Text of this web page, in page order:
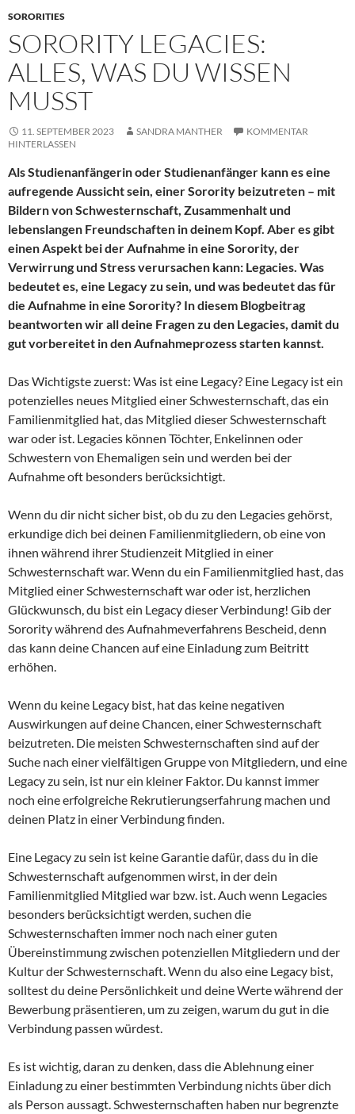
SORORITIES
SORORITY LEGACIES:
ALLES, WAS DU WISSEN
MUSST
11. SEPTEMBER 2023 SANDRA MANTHER
KOMMENTAR
HINTERLASSEN
Als Studienanfängerin oder Studienanfänger kann es eine
aufregende Aussicht sein, einer Sorority beizutreten – mit
Bildern von Schwesternschaft, Zusammenhalt und
lebenslangen Freundschaften in deinem Kopf. Aber es gibt
einen Aspekt bei der Aufnahme in eine Sorority, der
Verwirrung und Stress verursachen kann: Legacies. Was
bedeutet es, eine Legacy zu sein, und was bedeutet das für
die Aufnahme in eine Sorority? In diesem Blogbeitrag
beantworten wir all deine Fragen zu den Legacies, damit du
gut vorbereitet in den Aufnahmeprozess starten kannst.
Das Wichtigste zuerst: Was ist eine Legacy? Eine Legacy ist ein
potenzielles neues Mitglied einer Schwesternschaft, das ein
Familienmitglied hat, das Mitglied dieser Schwesternschaft
war oder ist. Legacies können Töchter, Enkelinnen oder
Schwestern von Ehemaligen sein und werden bei der
Aufnahme oft besonders berücksichtigt.
Wenn du dir nicht sicher bist, ob du zu den Legacies gehörst,
erkundige dich bei deinen Familienmitgliedern, ob eine von
ihnen während ihrer Studienzeit Mitglied in einer
Schwesternschaft war. Wenn du ein Familienmitglied hast, das
Mitglied einer Schwesternschaft war oder ist, herzlichen
Glückwunsch, du bist ein Legacy dieser Verbindung! Gib der
Sorority während des Aufnahmeverfahrens Bescheid, denn
das kann deine Chancen auf eine Einladung zum Beitritt
erhöhen.
Wenn du keine Legacy bist, hat das keine negativen
Auswirkungen auf deine Chancen, einer Schwesternschaft
beizutreten. Die meisten Schwesternschaften sind auf der
Suche nach einer vielfältigen Gruppe von Mitgliedern, und eine
Legacy zu sein, ist nur ein kleiner Faktor. Du kannst immer
noch eine erfolgreiche Rekrutierungserfahrung machen und
deinen Platz in einer Verbindung finden.
Eine Legacy zu sein ist keine Garantie dafür, dass du in die
Schwesternschaft aufgenommen wirst, in der dein
Familienmitglied Mitglied war bzw. ist. Auch wenn Legacies
besonders berücksichtigt werden, suchen die
Schwesternschaften immer noch nach einer guten
Übereinstimmung zwischen potenziellen Mitgliedern und der
Kultur der Schwesternschaft. Wenn du also eine Legacy bist,
solltest du deine Persönlichkeit und deine Werte während der
Bewerbung präsentieren, um zu zeigen, warum du gut in die
Verbindung passen würdest.
Es ist wichtig, daran zu denken, dass die Ablehnung einer
Einladung zu einer bestimmten Verbindung nichts über dich
als Person aussagt. Schwesternschaften haben nur begrenzte